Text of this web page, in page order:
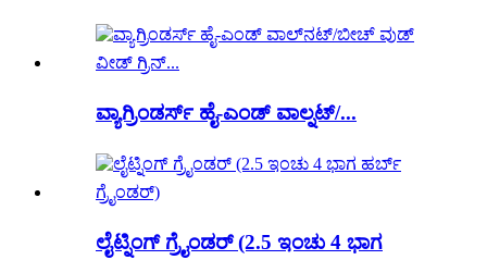
ವ್ಯಾಗ್ರಿಂಡರ್ಸ್ ಹೈ-ಎಂಡ್ ವಾಲ್ನಟ್/...
ಲೈಟ್ನಿಂಗ್ ಗ್ರೈಂಡರ್ (2.5 ಇಂಚು 4 ಭಾಗ